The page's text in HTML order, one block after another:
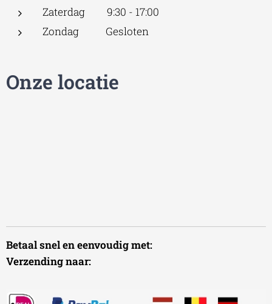
Zaterdag 9:30 - 17:00
Zondag Gesloten
Onze locatie
Betaal snel en eenvoudig met:
Verzending naar: